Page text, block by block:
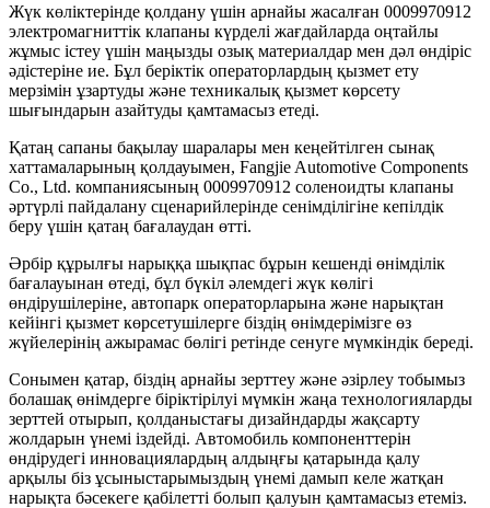
Жүк көліктерінде қолдану үшін арнайы жасалған 0009970912
электромагниттік клапаны күрделі жағдайларда оңтайлы
жұмыс істеу үшін маңызды озық материалдар мен дәл өндіріс
әдістеріне ие. Бұл беріктік операторлардың қызмет ету
мерзімін ұзартуды және техникалық қызмет көрсету
шығындарын азайтуды қамтамасыз етеді.
Қатаң сапаны бақылау шаралары мен кеңейтілген сынақ
хаттамаларының қолдауымен, Fangjie Automotive Components
Co., Ltd. компаниясының 0009970912 соленоидты клапаны
әртүрлі пайдалану сценарийлерінде сенімділігіне кепілдік
беру үшін қатаң бағалаудан өтті.
Әрбір құрылғы нарыққа шықпас бұрын кешенді өнімділік
бағалауынан өтеді, бұл бүкіл әлемдегі жүк көлігі
өндірушілеріне, автопарк операторларына және нарықтан
кейінгі қызмет көрсетушілерге біздің өнімдерімізге өз
жүйелерінің ажырамас бөлігі ретінде сенуге мүмкіндік береді.
Сонымен қатар, біздің арнайы зерттеу және әзірлеу тобымыз
болашақ өнімдерге біріктірілуі мүмкін жаңа технологияларды
зерттей отырып, қолданыстағы дизайндарды жақсарту
жолдарын үнемі іздейді. Автомобиль компоненттерін
өндірудегі инновациялардың алдыңғы қатарында қалу
арқылы біз ұсыныстарымыздың үнемі дамып келе жатқан
нарықта бәсекеге қабілетті болып қалуын қамтамасыз етеміз.